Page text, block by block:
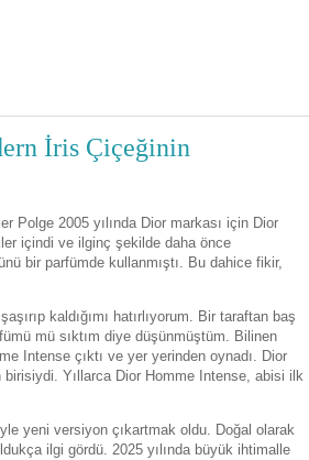
İris Çiçeğinin
Polge 2005 yılında Dior markası için Dior
içindi ve ilginç şekilde daha önce
bir parfümde kullanmıştı. Bu dahice fikir,
kaldığımı hatırlıyorum. Bir taraftan baş
mü sıktım diye düşünmüştüm. Bilinen
Intense çıktı ve yer yerinden oynadı. Dior
Yıllarca Dior Homme Intense, abisi ilk
yeni versiyon çıkartmak oldu. Doğal olarak
ilgi gördü. 2025 yılında büyük ihtimalle